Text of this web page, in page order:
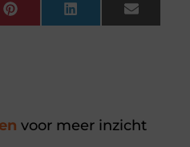
PinterestLinkedInEmail
voor meer inzicht